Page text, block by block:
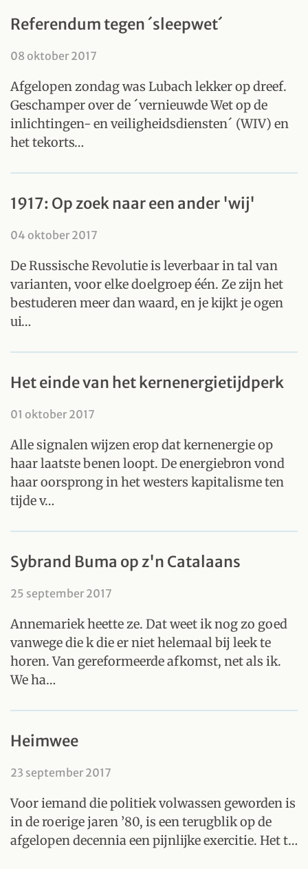
Referendum tegen ´sleepwet´
08 oktober 2017
Afgelopen zondag was Lubach lekker op dreef.
Geschamper over de ´vernieuwde Wet op de
inlichtingen- en veiligheidsdiensten´ (WIV) en
het tekorts…
1917: Op zoek naar een ander 'wij'
04 oktober 2017
De Russische Revolutie is leverbaar in tal van
varianten, voor elke doelgroep één. Ze zijn het
bestuderen meer dan waard, en je kijkt je ogen
ui…
Het einde van het kernenergietijdperk
01 oktober 2017
Alle signalen wijzen erop dat kernenergie op
haar laatste benen loopt. De energiebron vond
haar oorsprong in het westers kapitalisme ten
tijde v…
Sybrand Buma op z'n Catalaans
25 september 2017
Annemariek heette ze. Dat weet ik nog zo goed
vanwege die k die er niet helemaal bij leek te
horen. Van gereformeerde afkomst, net als ik.
We ha…
Heimwee
23 september 2017
Voor iemand die politiek volwassen geworden is
in de roerige jaren ’80, is een terugblik op de
afgelopen decennia een pijnlijke exercitie. Het t…